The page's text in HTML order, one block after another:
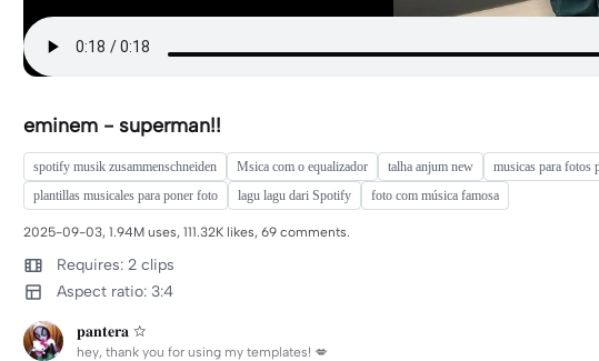
eminem - superman!!
spotify musik zusammenschneiden Msica com o equalizador talha anjum new musicas para fotos
plantillas musicales para poner foto
lagu lagu dari Spotify foto com música famosa
2025-09-03, 1.94M uses, 111.32K likes, 69 comments.
Requires: 2 clips
Aspect ratio: 3:4
𝐩𝐚𝐧𝐭𝐞𝐫𝐚 ☆
hey, thank you for using my templates! 💋